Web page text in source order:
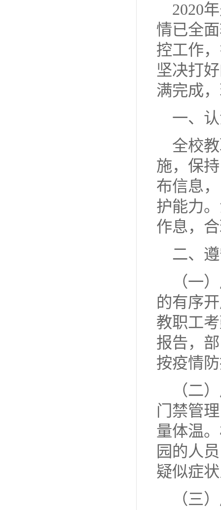
2020
情已全
控工作
坚决打
满完成
一、
全校
施，保
布信息
护能力
作息，
二、
（一
的有序
教职工
报告，
按疫情
（二
门禁管
量体温
园的人
疑似症
（三